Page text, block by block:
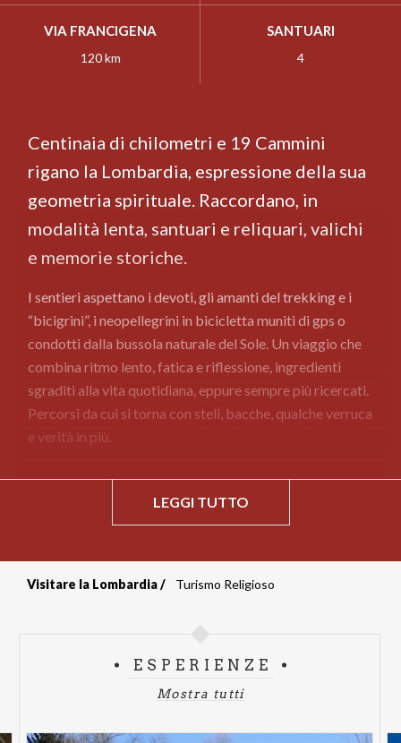
VIA FRANCIGENA
120 km
SANTUARI
4
Centinaia di chilometri e 19 Cammini
rigano la Lombardia, espressione della sua
geometria spirituale. Raccordano, in
modalità lenta, santuari e reliquari, valichi
e memorie storiche.
I sentieri aspettano i devoti, gli amanti del trekking e i
“bicigrini”, i neopellegrini in bicicletta muniti di gps o
condotti dalla bussola naturale del Sole. Un viaggio che
combina ritmo lento, fatica e riflessione, ingredienti
sgraditi alla vita quotidiana, eppure sempre più ricercati.
Percorsi da cui si torna con steli, bacche, qualche verruca
e verità in più.
LEGGI TUTTO
Visitare la Lombardia Turismo Religioso
ESPERIENZE
Mostra tutti